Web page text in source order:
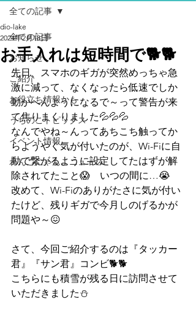
全ての記事
お知らせ
ご紹介
お役立ち情報かも
うちのこトピックス
イベント情報
わんこにゃんこニュース
全ての記事
お手入れは短時間で🐕🐕
dio-lake
2024年2月18日
先日、スマホのギガが突然めっちゃ急
激に減って、なくなったら低速でしか
動かへんようになるで～って警告が来
て焦りまくりました💦💦💦
なんでやね～んってあちこち触ってか
らようやく気が付いたのが、Wi-Fiに自
動で繋がるように設定してたはずが解
除されてたこと😱　いつの間に…😭
改めて、Wi-Fiのありがたさに気が付い
たけど、残りギガで今月しのげるかが
問題や～😖
さて、今回ご紹介するのは『タッカー
君』『サン君』コンビ🐕🐕
こちらにも積雪が残る日に訪問させて
いただきました⛄